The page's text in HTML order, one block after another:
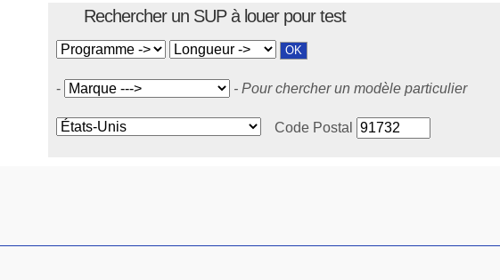
Rechercher un SUP à louer pour test
- - Pour chercher un modèle particulier
Code Postal